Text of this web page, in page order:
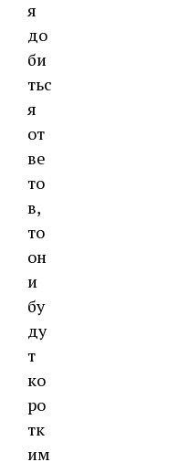
я
до
би
тьс
я
от
ве
то
в,
то
он
и
бу
ду
т
ко
ро
тк
им